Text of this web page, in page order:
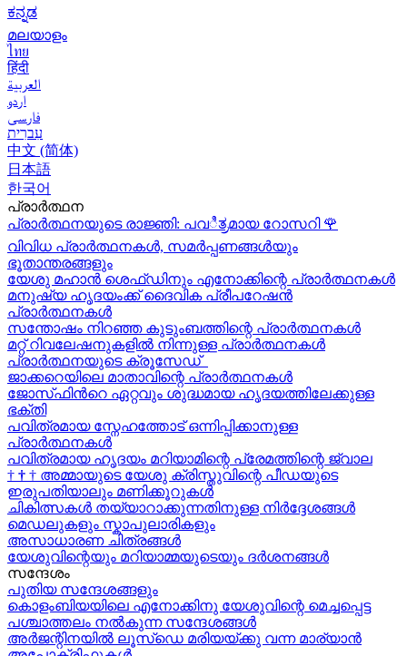
ಕನ್ನಡ
മലയാളം
ไทย
हिंदी
العربية
اردو
فارسی
עִברִית
中文 (简体)
日本語
한국어
പ്രാർത്ഥന
പ്രാർത്ഥനയുടെ രാജ്ഞി: പവಿತ್ರമായ റോസറി 🌹
വിവിധ പ്രാർത്ഥനകൾ, സമർപ്പണങ്ങൾയും
ഭൂതാന്തരങ്ങളും
യേശു മഹാന്‍ ശെഫ്ഡിനും എനോക്കിന്റെ പ്രാർത്ഥനകള്‍
മനുഷ്യ ഹൃദയംക്ക് ദൈവിക പ്രീപറേഷൻ
പ്രാർത്ഥനകൾ
സന്തോഷം നിറഞ്ഞ കുടുംബത്തിന്റെ പ്രാർത്ഥനകള്‍
മറ്റ് റിവലേഷനുകളിൽ നിന്നുള്ള പ്രാർത്ഥനകൾ
പ്രാർത്ഥനയുടെ ക്രൂസേഡ്
ജാക്കറെയിലെ മാതാവിന്റെ പ്രാർത്ഥനകൾ
ജോസ്‌ഫിന്‍റെ ഏറ്റവും ശുദ്ധമായ ഹൃദയത്തിലേക്കുള്ള
ഭക്തി
പവിത്രമായ സ്നേഹത്തോട് ഒന്നിപ്പിക്കാനുള്ള
പ്രാർത്ഥനകള്‍
പവിത്രമായ ഹൃദയം മറിയാമിന്റെ പ്രേമത്തിന്റെ ജ്വാല
† † † അമ്മായുടെ യേശു ക്രിസ്തുവിന്റെ പീഡയുടെ
ഇരുപതിയാലും മണിക്കൂറുകള്‍
ചികിത്സകൾ തയ്യാറാക്കുന്നതിനുള്ള നിർദ്ദേശങ്ങൾ
മെഡലുകളും സ്കാപുലാരികളും
അസാധാരണ ചിത്രങ്ങൾ
യേശുവിന്റെയും മറിയാമ്മയുടെയും ദർശനങ്ങൾ
സന്ദേശം
പുതിയ സന്ദേശങ്ങളും
കൊളംബിയയിലെ എനോക്കിനു യേശുവിന്റെ മെച്ചപ്പെട്ട
പശ്ചാത്തലം നൽകുന്ന സന്ദേശങ്ങള്‍
അർജന്റിനയിൽ ലൂസ്ഡെ മരിയയ്ക്കു വന്ന മാര്യാന്‍